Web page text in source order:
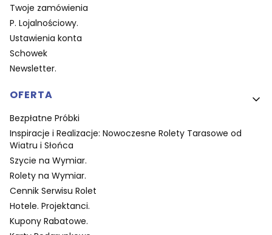
Twoje zamówienia
P. Lojalnościowy.
Ustawienia konta
Schowek
Newsletter.
OFERTA
Bezpłatne Próbki
Inspiracje i Realizacje: Nowoczesne Rolety Tarasowe od
Wiatru i Słońca
Szycie na Wymiar.
Rolety na Wymiar.
Cennik Serwisu Rolet
Hotele. Projektanci.
Kupony Rabatowe.